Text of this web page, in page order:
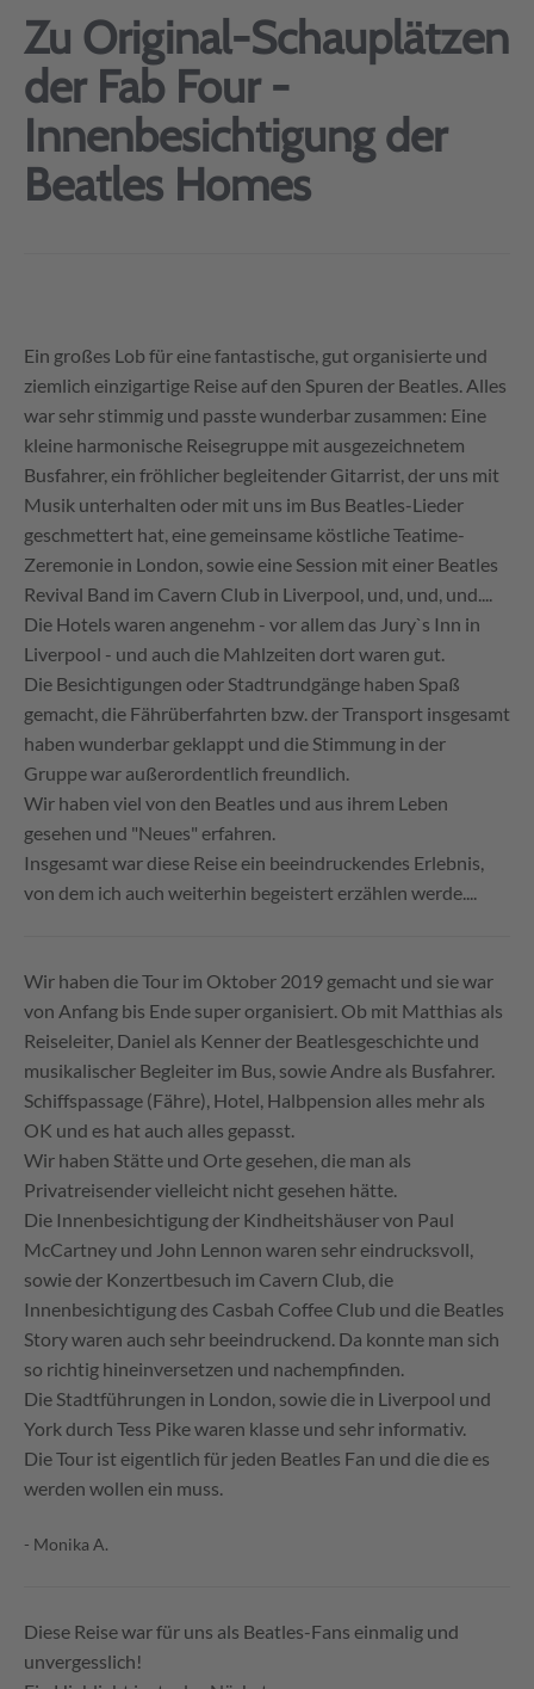
Zu Original-Schauplätzen
der Fab Four -
Innenbesichtigung der
Beatles Homes
Ein großes Lob für eine fantastische, gut organisierte und
ziemlich einzigartige Reise auf den Spuren der Beatles. Alles
war sehr stimmig und passte wunderbar zusammen: Eine
kleine harmonische Reisegruppe mit ausgezeichnetem
Busfahrer, ein fröhlicher begleitender Gitarrist, der uns mit
Musik unterhalten oder mit uns im Bus Beatles-Lieder
geschmettert hat, eine gemeinsame köstliche Teatime-
Zeremonie in London, sowie eine Session mit einer Beatles
Revival Band im Cavern Club in Liverpool, und, und, und....
Die Hotels waren angenehm - vor allem das Jury`s Inn in
Liverpool - und auch die Mahlzeiten dort waren gut.
Die Besichtigungen oder Stadtrundgänge haben Spaß
gemacht, die Fährüberfahrten bzw. der Transport insgesamt
haben wunderbar geklappt und die Stimmung in der
Gruppe war außerordentlich freundlich.
Wir haben viel von den Beatles und aus ihrem Leben
gesehen und "Neues" erfahren.
Insgesamt war diese Reise ein beeindruckendes Erlebnis,
von dem ich auch weiterhin begeistert erzählen werde....
Wir haben die Tour im Oktober 2019 gemacht und sie war
von Anfang bis Ende super organisiert. Ob mit Matthias als
Reiseleiter, Daniel als Kenner der Beatlesgeschichte und
musikalischer Begleiter im Bus, sowie Andre als Busfahrer.
Schiffspassage (Fähre), Hotel, Halbpension alles mehr als
OK und es hat auch alles gepasst.
Wir haben Stätte und Orte gesehen, die man als
Privatreisender vielleicht nicht gesehen hätte.
Die Innenbesichtigung der Kindheitshäuser von Paul
McCartney und John Lennon waren sehr eindrucksvoll,
sowie der Konzertbesuch im Cavern Club, die
Innenbesichtigung des Casbah Coffee Club und die Beatles
Story waren auch sehr beeindruckend. Da konnte man sich
so richtig hineinversetzen und nachempfinden.
Die Stadtführungen in London, sowie die in Liverpool und
York durch Tess Pike waren klasse und sehr informativ.
Die Tour ist eigentlich für jeden Beatles Fan und die die es
werden wollen ein muss.
- Monika A.
Diese Reise war für uns als Beatles-Fans einmalig und
unvergesslich!